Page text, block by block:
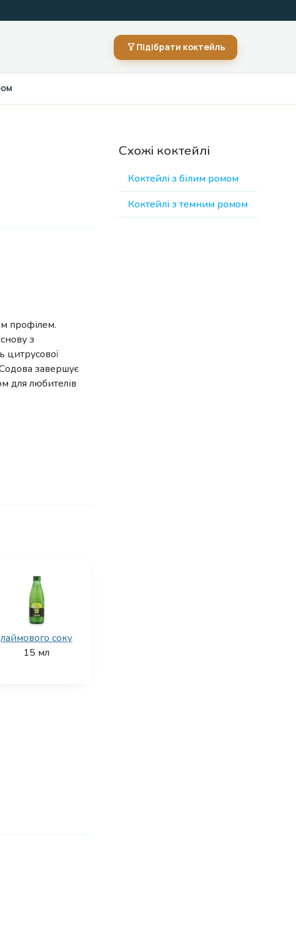
Підібрати коктейль
профілем.
з
цитрусової
Содова завершує
для любителів
лаймового соку
15 мл
Схожі коктейлі
Коктейлі з білим ромом
Коктейлі з темним ромом